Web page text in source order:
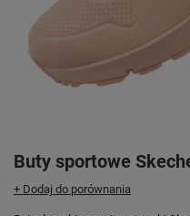
Buty sportowe
+ Dodaj do porównania